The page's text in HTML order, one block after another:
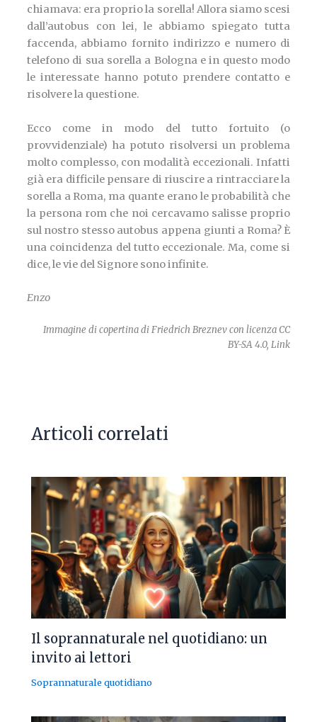
chiamava: era proprio la sorella! Allora siamo scesi
dall’autobus con lei, le abbiamo spiegato tutta
faccenda, abbiamo fornito indirizzo e numero di
telefono di sua sorella a Bologna e in questo modo
le interessate hanno potuto prendere contatto e
risolvere la questione.
Ecco come in modo del tutto fortuito (o
provvidenziale) ha potuto risolversi un problema
molto complesso, con modalità eccezionali. Infatti
già era difficile pensare di riuscire a rintracciare la
sorella a Roma, ma quante erano le probabilità che
la persona rom che noi cercavamo salisse proprio
sul nostro stesso autobus appena giunti a Roma? È
una coincidenza del tutto eccezionale. Ma, come si
dice, le vie del Signore sono infinite.
Enzo
Immagine di copertina diFriedrich Breznevcon licenzaCC
BY-SA 4.0,Link
Articoli correlati
Il soprannaturale nel quotidiano: un
invito ai lettori
Soprannaturale quotidiano